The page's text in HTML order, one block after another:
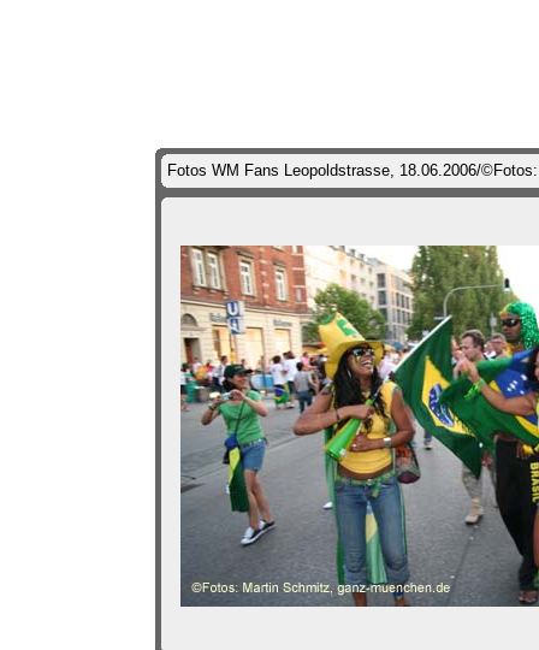
Fotos WM Fans Leopoldstrasse, 18.06.2006/